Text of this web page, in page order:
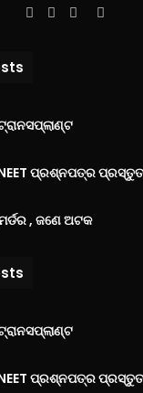
Facebook
TwitterYouTube
ପ୍ରଶ୍ନପତ୍ର
, ଜଣେ ଅଟକ
ପ୍ରଶ୍ନପତ୍ର